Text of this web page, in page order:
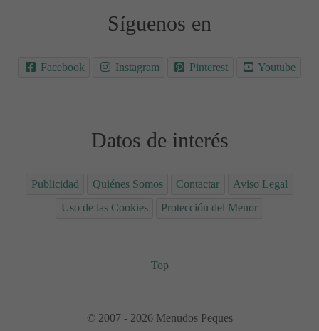
Síguenos en
Facebook Instagram Pinterest Youtube
Datos de interés
Publicidad Quiénes Somos Contactar
Aviso Legal
Uso de las Cookies
Protección del Menor
Top
© 2007 - 2026 Menudos Peques